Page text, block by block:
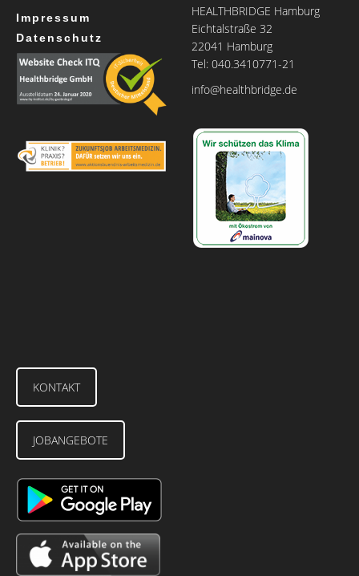
Impressum
Datenschutz
HEALTHBRIDGE Hamburg
Eichtalstraße 32
22041 Hamburg
Tel: 040.3410771-21
info@healthbridge.de
KONTAKT
JOBANGEBOTE